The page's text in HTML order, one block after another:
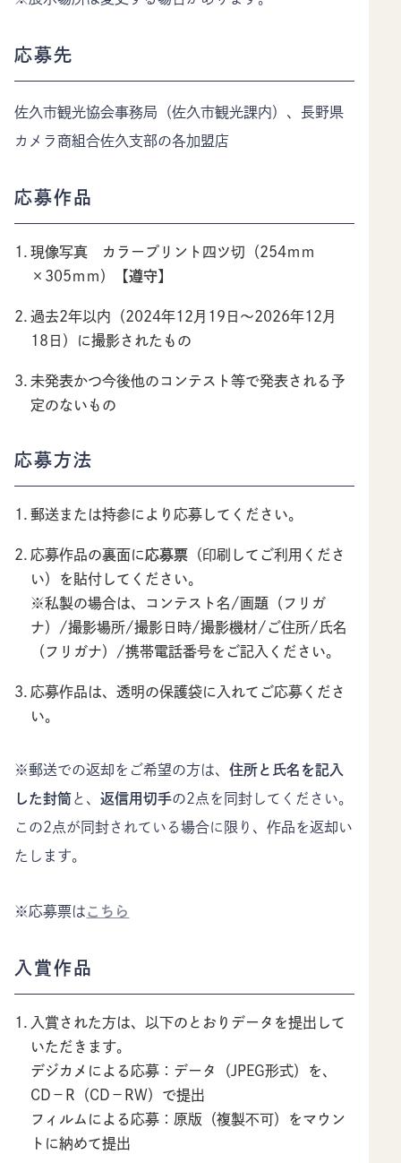
応募先
佐久市観光協会事務局（佐久市観光課内）、長野県
カメラ商組合佐久支部の各加盟店
応募作品
現像写真 カラープリント四ツ切（254ｍｍ
×305ｍｍ）
【遵守】
過去2年以内（2024年12月19日～2026年12月
18日）に撮影されたもの
未発表かつ今後他のコンテスト等で発表される予
定のないもの
応募方法
郵送または持参により応募してください。
応募作品の裏面に応募票 （印刷してご利用くださ
い）を貼付してください。
※私製の場合は、コンテスト名/画題（フリガ
ナ）/撮影場所/撮影日時/撮影機材/ご住所/氏名
（フリガナ）/携帯電話番号をご記入ください。
応募作品は、透明の保護袋に入れてご応募くださ
い。
※郵送での返却をご希望の方は、住所と氏名を記入
した封筒と、返信用切手の2点を同封してください。
この2点が同封されている場合に限り、作品を返却い
たします。
※応募票はこちら
入賞作品
入賞された方は、以下のとおりデータを提出して
いただきます。
デジカメによる応募：データ（JPEG形式）を、
CD－R（CD－RW）で提出
フィルムによる応募：原版（複製不可）をマウン
トに納めて提出